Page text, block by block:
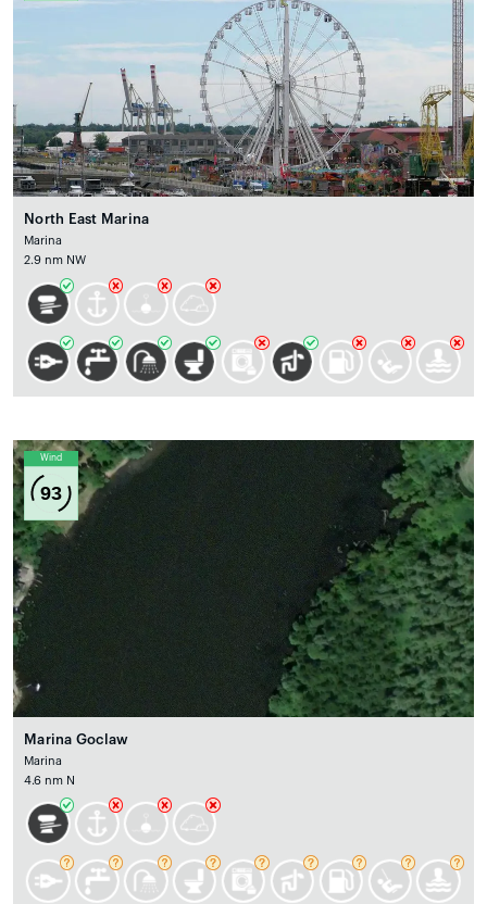
North East Marina
Marina
2.9 nm NW
Wind
93
Marina Goclaw
Marina
4.6 nm N